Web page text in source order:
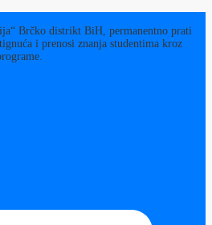
Brčko distrikt BiH, permanentno prati
i prenosi znanja studentima kroz